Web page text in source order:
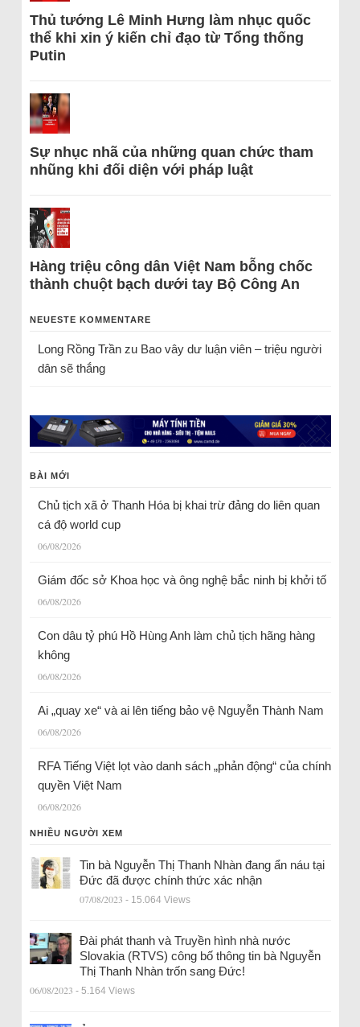
Thủ tướng Lê Minh Hưng làm nhục quốc
thể khi xin ý kiến chỉ đạo từ Tổng thống
Putin
Sự nhục nhã của những quan chức tham
nhũng khi đối diện với pháp luật
Hàng triệu công dân Việt Nam bỗng chốc
thành chuột bạch dưới tay Bộ Công An
NEUESTE KOMMENTARE
Long Rồng Trầnzu Bao vây dư luận viên – triệu người
dân sẽ thắng
BÀI MỚI
Chủ tịch xã ở Thanh Hóa bị khai trừ đảng do liên quan
cá độ world cup
06/08/2026
Giám đốc sở Khoa học và ông nghệ bắc ninh bị khởi tố
06/08/2026
Con dâu tỷ phú Hồ Hùng Anh làm chủ tịch hãng hàng
không
06/08/2026
Ai „quay xe“ và ai lên tiếng bảo vệ Nguyễn Thành Nam
06/08/2026
RFA Tiếng Việt lọt vào danh sách „phản động“ của chính
quyền Việt Nam
06/08/2026
NHIỀU NGƯỜI XEM
Tin bà Nguyễn Thị Thanh Nhàn đang ẩn náu tại
Đức đã được chính thức xác nhận
07/08/2023 - 15.064 Views
Đài phát thanh và Truyền hình nhà nước
Slovakia (RTVS) công bố thông tin bà Nguyễn
Thị Thanh Nhàn trốn sang Đức!
06/08/2023 - 5.164 Views